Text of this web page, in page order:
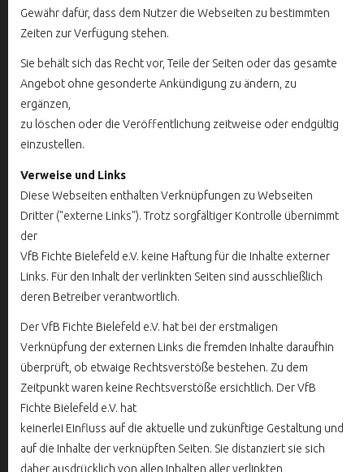
Gewähr dafür, dass dem Nutzer die Webseiten zu bestimmten
Zeiten zur Verfügung stehen.
Sie behält sich das Recht vor, Teile der Seiten oder das gesamte
Angebot ohne gesonderte Ankündigung zu ändern, zu
ergänzen,
zu löschen oder die Veröffentlichung zeitweise oder endgültig
einzustellen.
Verweise und Links
Diese Webseiten enthalten Verknüpfungen zu Webseiten
Dritter ("externe Links"). Trotz sorgfältiger Kontrolle übernimmt
der
VfB Fichte Bielefeld e.V. keine Haftung für die Inhalte externer
Links. Für den Inhalt der verlinkten Seiten sind ausschließlich
deren Betreiber verantwortlich.
Der VfB Fichte Bielefeld e.V. hat bei der erstmaligen
Verknüpfung der externen Links die fremden Inhalte daraufhin
überprüft, ob etwaige Rechtsverstöße bestehen. Zu dem
Zeitpunkt waren keine Rechtsverstöße ersichtlich. Der VfB
Fichte Bielefeld e.V. hat
keinerlei Einfluss auf die aktuelle und zukünftige Gestaltung und
auf die Inhalte der verknüpften Seiten. Sie distanziert sie sich
daher ausdrücklich von allen Inhalten aller verlinkten